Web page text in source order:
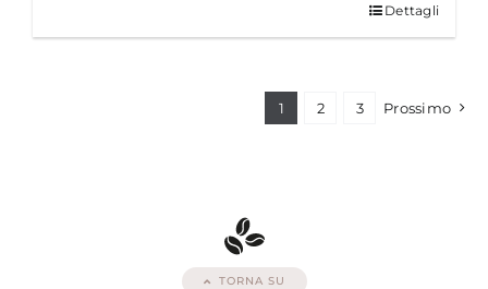
Dettagli
1 2 3 Prossimo
TORNA SU